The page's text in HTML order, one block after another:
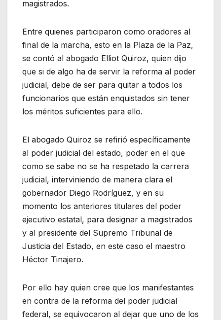
magistrados.
Entre quienes participaron como oradores al
final de la marcha, esto en la Plaza de la Paz,
se contó al abogado Elliot Quiroz, quien dijo
que si de algo ha de servir la reforma al poder
judicial, debe de ser para quitar a todos los
funcionarios que están enquistados sin tener
los méritos suficientes para ello.
El abogado Quiroz se refirió específicamente
al poder judicial del estado, poder en el que
como se sabe no se ha respetado la carrera
judicial, interviniendo de manera clara el
gobernador Diego Rodríguez, y en su
momento los anteriores titulares del poder
ejecutivo estatal, para designar a magistrados
y al presidente del Supremo Tribunal de
Justicia del Estado, en este caso el maestro
Héctor Tinajero.
Por ello hay quien cree que los manifestantes
en contra de la reforma del poder judicial
federal, se equivocaron al dejar que uno de los